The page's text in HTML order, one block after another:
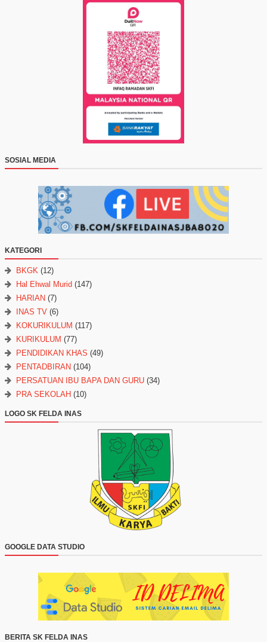
SOSIAL MEDIA
KATEGORI
BKGK (12)
Hal Ehwal Murid (147)
HARIAN (7)
INAS TV (6)
KOKURIKULUM (117)
KURIKULUM (77)
PENDIDIKAN KHAS (49)
PENTADBIRAN (104)
PERSATUAN IBU BAPA DAN GURU (34)
PRA SEKOLAH (10)
LOGO SK FELDA INAS
GOOGLE DATA STUDIO
BERITA SK FELDA INAS